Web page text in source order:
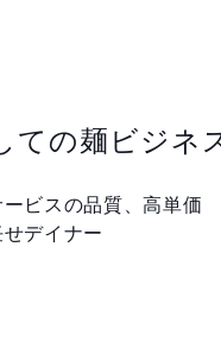
ての麺ビジネ
ビスの品質、高単価
デイナー